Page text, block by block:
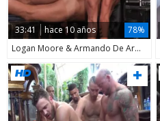
33:41 hace 10 años
78%
Logan Moore & Armando De Armas plow